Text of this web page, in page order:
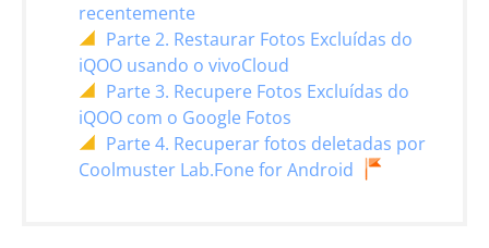
recentemente
Parte 2. Restaurar Fotos Excluídas do
iQOO usando o vivoCloud
Parte 3. Recupere Fotos Excluídas do
iQOO com o Google Fotos
Parte 4. Recuperar fotos deletadas por
Coolmuster Lab.Fone for Android